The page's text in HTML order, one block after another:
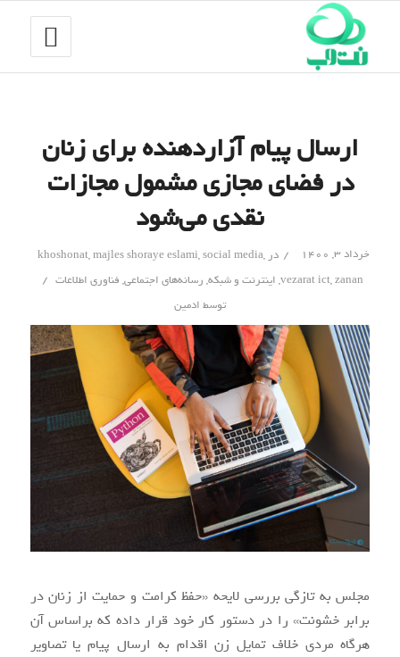
ارسال پیام آزاردهنده برای زنان
در فضای مجازی مشمول مجازات
نقدی می‌شود
خرداد ۳, ۱۴۰۰ / در khoshonat,majles shoraye eslami,social media,
vezarat ict,zanan
, اینترنت و شبکه, رسانه‌های اجتماعی, فناوری اطلاعات /
توسط ادمین
مجلس به تازگی بررسی لایحه «حفظ کرامت و حمایت از زنان در
برابر خشونت» را در دستور کار خود قرار داده که براساس آن
هرگاه مردی خلاف تمایل زن اقدام به ارسال پیام‌ یا تصاویر